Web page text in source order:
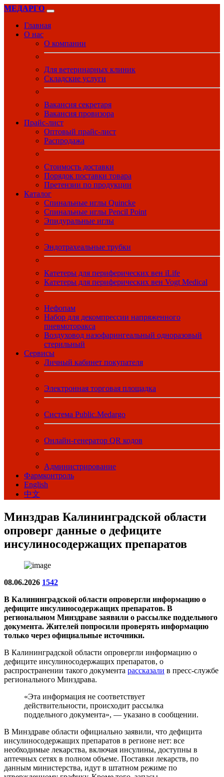
МЕДАРГО
Главная
О нас
О компании
Для ветеринарных клиник
Складские услуги
Вакансия секретаря
Вакансия провизора
Прайс-лист
Оптовый прайс-лист
Распродажа
Стоимость доставки
Порядок поставки товара
Претензии по продукции
Каталог
Спинальные иглы Quincke
Спинальные иглы Pencil Point
Эпидуральные иглы
Эндотрахеальные трубки
Катетеры для периферических вен iLife
Катетеры для периферических вен Vogt Medical
Нефопам
Набор для декомпрессии напряженного
пневмоторакса
Воздуховод назофарингеальный одноразовый
стерильный
Сервисы
Личный кабинет покупателя
Электронная торговая площадка
Система Public.Medargo
Онлайн-генератор QR кодов
Администрирование
Фармконтроль
English
中文
Минздрав Калининградской области
опроверг данные о дефиците
инсулиносодержащих препаратов
08.06.2026 1542
В Калининградской области опровергли информацию о
дефиците инсулиносодержащих препаратов. В
региональном Минздраве заявили о рассылке поддельного
документа. Жителей попросили проверять информацию
только через официальные источники.
В Калининградской области опровергли информацию о
дефиците инсулиносодержащих препаратов, о
распространении такого документа рассказали в пресс-службе
регионального Минздрава.
«Эта информация не соответствует
действительности, происходит рассылка
поддельного документа», — указано в сообщении.
В Минздраве области официально заявили, что дефицита
инсулиносодержащих препаратов в регионе нет: все
необходимые лекарства, включая инсулины, доступны в
аптечных сетях в полном объеме. Поставки лекарств, по
данным министерства, идут в штатном режиме по